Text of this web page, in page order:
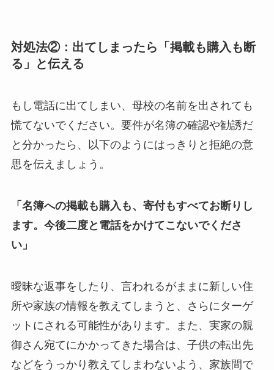
対処法②：出てしまったら「掲載も購入も断
る」と伝える
もし電話に出てしまい、母校の名前を出されても
慌てないでください。要件が名簿の確認や勧誘だ
と分かったら、以下のようにはっきりと拒絶の意
思を伝えましょう。
「名簿への掲載も購入も、寄付もすべてお断りし
ます。今後二度と電話をかけてこないでくださ
い」
曖昧な返事をしたり、言われるがままに新しい住
所や家族の情報を教えてしまうと、さらにターゲ
ットにされる可能性があります。また、実家の親
御さん宛てにかかってきた場合は、子供の転出先
などをうっかり教えてしまわないよう、家族間で